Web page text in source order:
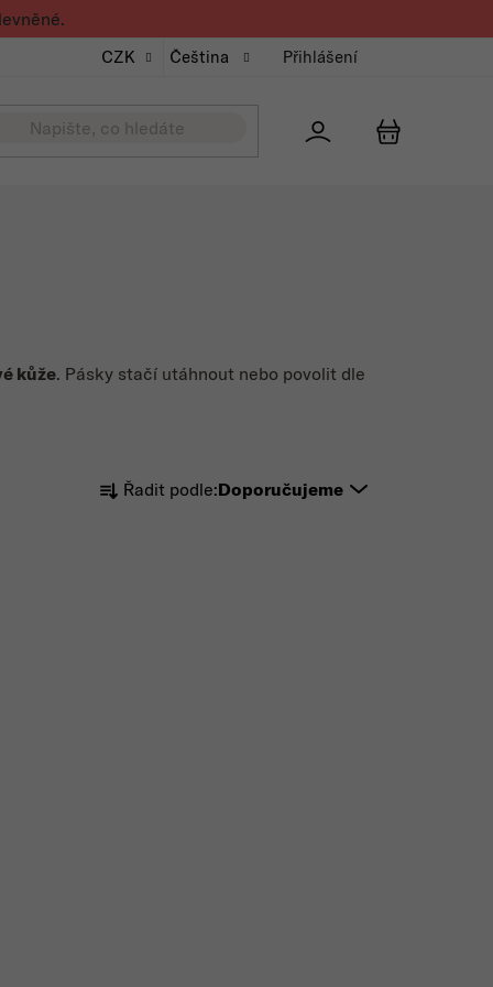
CZK Čeština Přihlášení
kůže. Pásky stačí utáhnout nebo povolit dle
Řazení produktů
Řadit podle:Doporučujeme